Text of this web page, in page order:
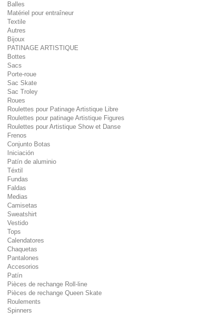
Balles
Matériel pour entraîneur
Textile
Autres
Bijoux
PATINAGE ARTISTIQUE
Bottes
Sacs
Porte-roue
Sac Skate
Sac Troley
Roues
Roulettes pour Patinage Artistique Libre
Roulettes pour patinage Artistique Figures
Roulettes pour Artistique Show et Danse
Frenos
Conjunto Botas
Iniciación
Patín de aluminio
Téxtil
Fundas
Faldas
Medias
Camisetas
Sweatshirt
Vestido
Tops
Calendatores
Chaquetas
Pantalones
Accesorios
Patín
Pièces de rechange Roll-line
Pièces de rechange Queen Skate
Roulements
Spinners